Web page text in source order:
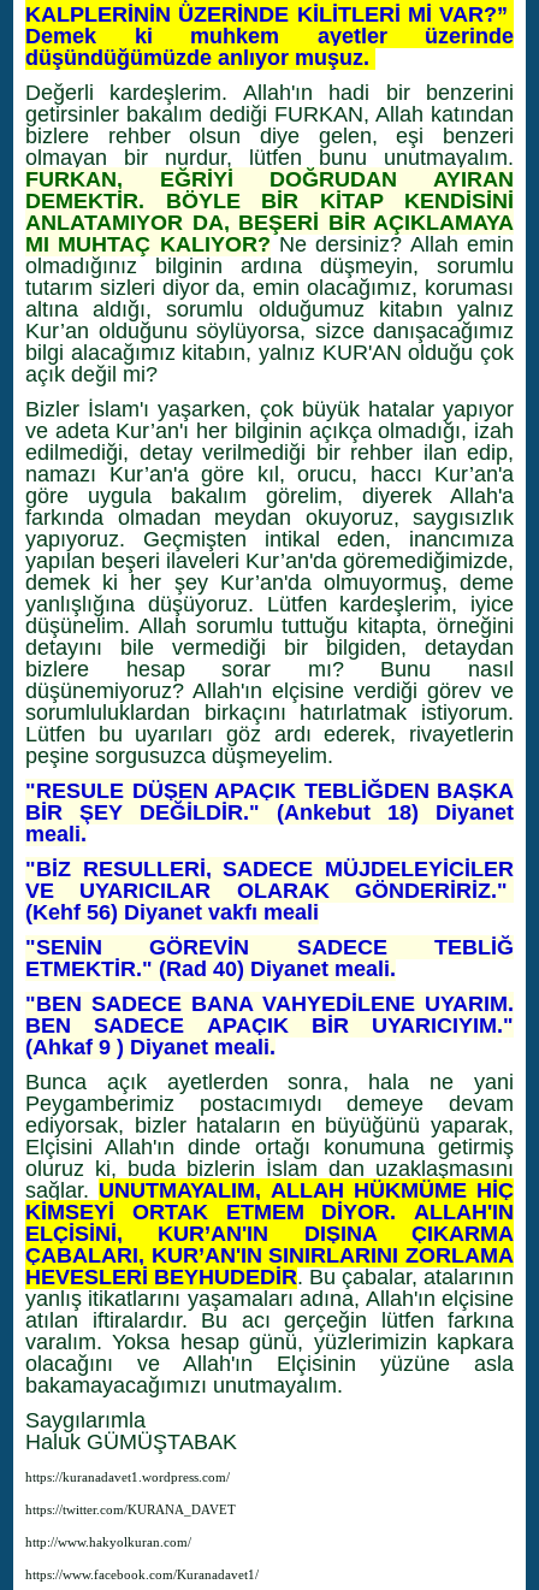
KALPLERİNİN ÜZERİNDE KİLİTLERİ Mİ VAR?”
Demek ki muhkem ayetler üzerinde
düşündüğümüzde anlıyor muşuz.
Değerli kardeşlerim. Allah'ın hadi bir benzerini
getirsinler bakalım dediği FURKAN, Allah katından
bizlere rehber olsun diye gelen, eşi benzeri
olmayan bir nurdur, lütfen bunu unutmayalım.
FURKAN, EĞRİYİ DOĞRUDAN AYIRAN
DEMEKTİR. BÖYLE BİR KİTAP KENDİSİNİ
ANLATAMIYOR DA, BEŞERİ BİR AÇIKLAMAYA
MI MUHTAÇ KALIYOR? Ne dersiniz? Allah emin
olmadığınız bilginin ardına düşmeyin, sorumlu
tutarım sizleri diyor da, emin olacağımız, koruması
altına aldığı, sorumlu olduğumuz kitabın yalnız
Kur’an olduğunu söylüyorsa, sizce danışacağımız
bilgi alacağımız kitabın, yalnız KUR'AN olduğu çok
açık değil mi?
Bizler İslam'ı yaşarken, çok büyük hatalar yapıyor
ve adeta Kur’an'ı her bilginin açıkça olmadığı, izah
edilmediği, detay verilmediği bir rehber ilan edip,
namazı Kur’an'a göre kıl, orucu, haccı Kur’an'a
göre uygula bakalım görelim, diyerek Allah'a
farkında olmadan meydan okuyoruz, saygısızlık
yapıyoruz. Geçmişten intikal eden, inancımıza
yapılan beşeri ilaveleri Kur’an'da göremediğimizde,
demek ki her şey Kur’an'da olmuyormuş, deme
yanlışlığına düşüyoruz. Lütfen kardeşlerim, iyice
düşünelim. Allah sorumlu tuttuğu kitapta, örneğini
detayını bile vermediği bir bilgiden, detaydan
bizlere hesap sorar mı? Bunu nasıl
düşünemiyoruz? Allah'ın elçisine verdiği görev ve
sorumluluklardan birkaçını hatırlatmak istiyorum.
Lütfen bu uyarıları göz ardı ederek, rivayetlerin
peşine sorgusuzca düşmeyelim.
"RESULE DÜŞEN APAÇIK TEBLİĞDEN BAŞKA
BİR ŞEY DEĞİLDİR." (Ankebut 18) Diyanet
meali.
"BİZ RESULLERİ, SADECE MÜJDELEYİCİLER
VE UYARICILAR OLARAK GÖNDERİRİZ."
(Kehf 56) Diyanet vakfı meali
"SENİN GÖREVİN SADECE TEBLİĞ
ETMEKTİR." (Rad 40) Diyanet meali.
"BEN SADECE BANA VAHYEDİLENE UYARIM.
BEN SADECE APAÇIK BİR UYARICIYIM."
(Ahkaf 9 ) Diyanet meali.
Bunca açık ayetlerden sonra, hala ne yani
Peygamberimiz postacımıydı demeye devam
ediyorsak, bizler hataların en büyüğünü yaparak,
Elçisini Allah'ın dinde ortağı konumuna getirmiş
oluruz ki, buda bizlerin İslam dan uzaklaşmasını
sağlar. UNUTMAYALIM, ALLAH HÜKMÜME HİÇ
KİMSEYİ ORTAK ETMEM DİYOR. ALLAH'IN
ELÇİSİNİ, KUR’AN'IN DIŞINA ÇIKARMA
ÇABALARI, KUR’AN'IN SINIRLARINI ZORLAMA
HEVESLERİ BEYHUDEDİR. Bu çabalar, atalarının
yanlış itikatlarını yaşamaları adına, Allah'ın elçisine
atılan iftiralardır. Bu acı gerçeğin lütfen farkına
varalım. Yoksa hesap günü, yüzlerimizin kapkara
olacağını ve Allah'ın Elçisinin yüzüne asla
bakamayacağımızı unutmayalım.
Saygılarımla
Haluk GÜMÜŞTABAK
https://kuranadavet1.wordpress.com/
https://twitter.com/KURANA_DAVET
http://www.hakyolkuran.com/
https://www.facebook.com/Kuranadavet1/